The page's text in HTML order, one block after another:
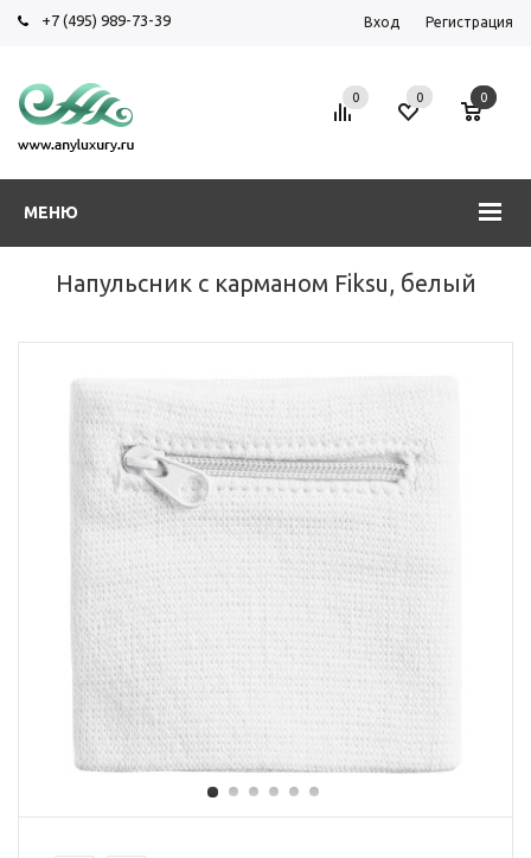
+7 (495) 989-73-39 Вход Регистрация
МЕНЮ
0 0 0
Напульсник с карманом Fiksu, белый